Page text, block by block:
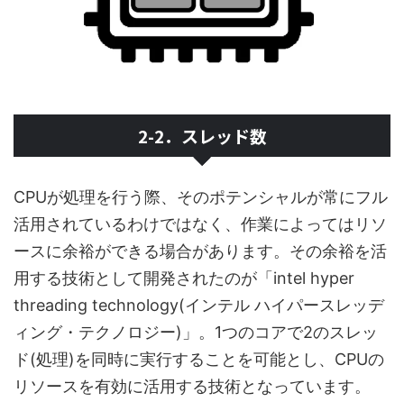
2-2．スレッド数
CPUが処理を行う際、そのポテンシャルが常にフル
活用されているわけではなく、作業によってはリソ
ースに余裕ができる場合があります。その余裕を活
用する技術として開発されたのが「intel hyper
threading technology(インテル ハイパースレッデ
ィング・テクノロジー)」。1つのコアで2のスレッ
ド(処理)を同時に実行することを可能とし、CPUの
リソースを有効に活用する技術となっています。